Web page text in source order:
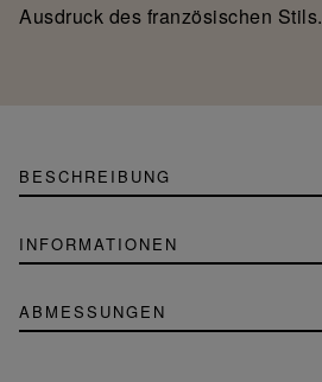
Ausdruck des französischen Stils.
BESCHREIBUNG
INFORMATIONEN
ABMESSUNGEN